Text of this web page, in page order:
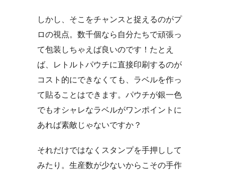
しかし、そこをチャンスと捉えるのがプ
ロの視点。数千個なら自分たちで頑張っ
て包装しちゃえば良いのです！たとえ
ば、レトルトパウチに直接印刷するのが
コスト的にできなくても、ラベルを作っ
て貼ることはできます。パウチが銀一色
でもオシャレなラベルがワンポイントに
あれば素敵じゃないですか？
それだけではなくスタンプを手押しして
みたり。生産数が少ないからこその手作